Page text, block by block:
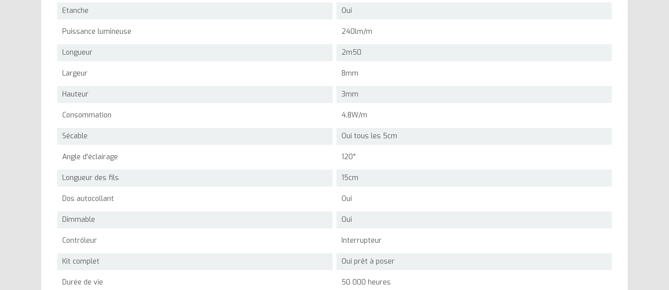
Etanche Oui
Puissance lumineuse 240lm/m
Longueur 2m50
Largeur 8mm
Hauteur 3mm
Consommation 4.8W/m
Sécable Oui tous les 5cm
Angle d'éclairage 120°
Longueur des fils 15cm
Dos autocollant Oui
Dimmable Oui
Contrôleur Interrupteur
Kit complet Oui prêt à poser
Durée de vie 50 000 heures